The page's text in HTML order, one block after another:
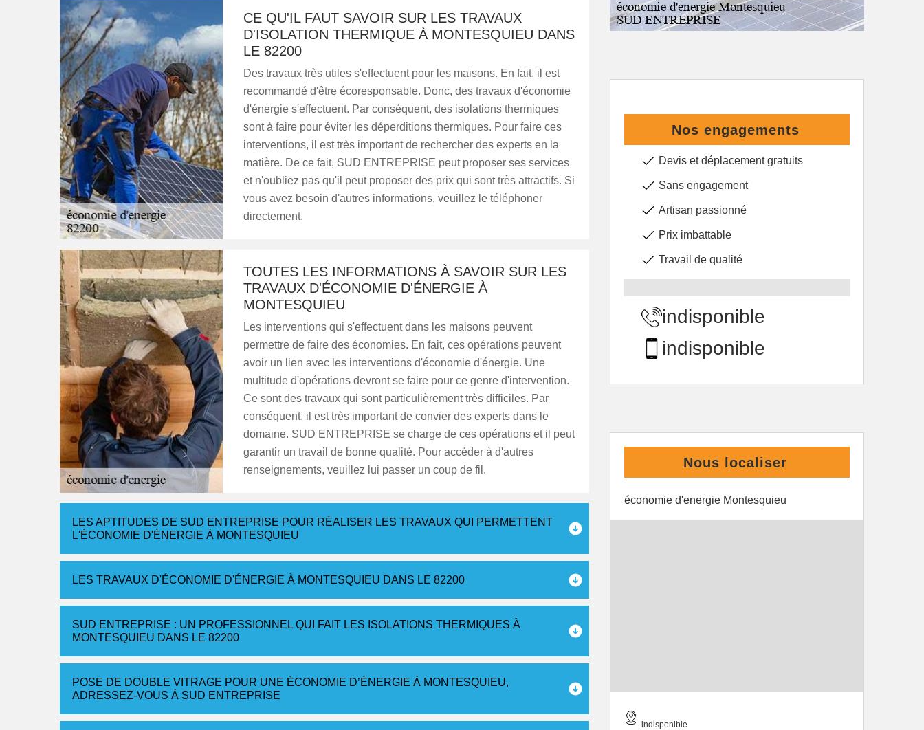
CE QU'IL FAUT SAVOIR SUR LES TRAVAUX
D'ISOLATION THERMIQUE À MONTESQUIEU DANS
LE 82200
Des travaux très utiles s'effectuent pour les maisons. En fait, il est
recommandé d'être écoresponsable. Donc, des travaux d'économie
d'énergie s'effectuent. Par conséquent, des isolations thermiques
sont à faire pour éviter les déperditions thermiques. Pour faire ces
interventions, il est très important de rechercher des experts en la
matière. De ce fait, SUD ENTREPRISE peut proposer ses services
et n'oubliez pas qu'il peut proposer des prix qui sont très attractifs. Si
vous avez besoin d'autres informations, veuillez le téléphoner
directement.
TOUTES LES INFORMATIONS À SAVOIR SUR LES
TRAVAUX D'ÉCONOMIE D'ÉNERGIE À
MONTESQUIEU
Les interventions qui s'effectuent dans les maisons peuvent
permettre de faire des économies. En fait, ces opérations peuvent
avoir un lien avec les interventions d'économie d'énergie. Une
multitude d'opérations devront se faire pour ce genre d'intervention.
Ce sont des travaux qui sont particulièrement très difficiles. Par
conséquent, il est très important de convier des experts dans le
domaine. SUD ENTREPRISE se charge de ces opérations et il peut
garantir un travail de bonne qualité. Pour accéder à d'autres
renseignements, veuillez lui passer un coup de fil.
LES APTITUDES DE SUD ENTREPRISE POUR RÉALISER LES TRAVAUX QUI PERMETTENT
L'ÉCONOMIE D'ÉNERGIE À MONTESQUIEU
LES TRAVAUX D'ÉCONOMIE D'ÉNERGIE À MONTESQUIEU DANS LE 82200
SUD ENTREPRISE : UN PROFESSIONNEL QUI FAIT LES ISOLATIONS THERMIQUES À
MONTESQUIEU DANS LE 82200
POSE DE DOUBLE VITRAGE POUR UNE ÉCONOMIE D’ÉNERGIE À MONTESQUIEU,
ADRESSEZ-VOUS À SUD ENTREPRISE
Nos engagements
Devis et déplacement gratuits
Sans engagement
Artisan passionné
Prix imbattable
Travail de qualité
indisponible
indisponible
Nous localiser
économie d'energie Montesquieu
indisponible